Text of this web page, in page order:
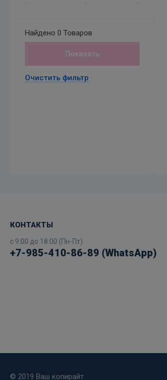
Найдено 0 Товаров
Показать
Очистить фильтр
КОНТАКТЫ
с 9:00 до 18:00 (Пн-Пт)
+7-985-410-86-89 (WhatsApp)
© 2019 Ваш копирайт